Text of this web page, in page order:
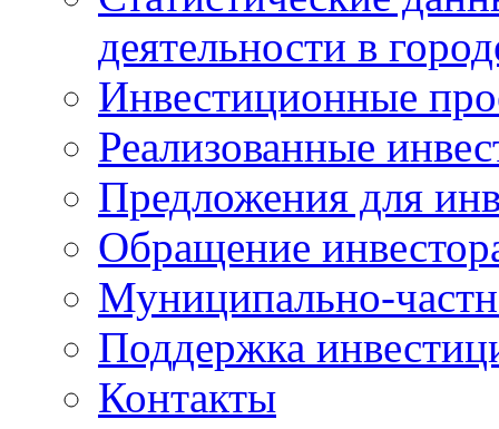
деятельности в
Инвестиционные
Реализованные
Предложения для
Обращение
Муниципально-
Поддержка
Контакты